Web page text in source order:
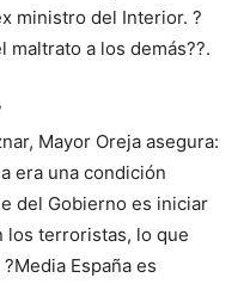
ministro del Interior. ?
maltrato a los demás??.
Mayor Oreja asegura:
era una condición
del Gobierno es iniciar
los terroristas, lo que
España es